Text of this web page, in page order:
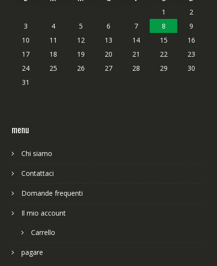
1
2
3
4 5 6 7 8
9
10
11 12 13 14 15
16
17
18 19 20 21 22
23
24
25 26 27 28 29
30
31
menu
Chi siamo
Contattaci
Domande frequenti
Il mio account
Carrello
pagare